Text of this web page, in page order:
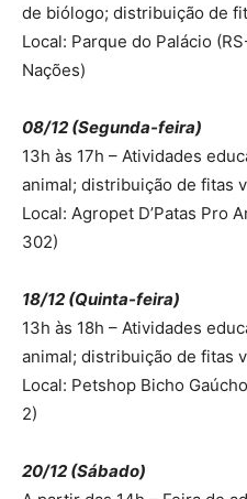
de biólogo; distribuição de
Local: Parque do Palácio
Nações)
08/12 (Segunda-feira)
13h às 17h – Atividades
animal; distribuição de fitas
Local: Agropet D’Patas Pro
302)
18/12 (Quinta-feira)
13h às 18h – Atividades
animal; distribuição de fitas
Local: Petshop Bicho
2)
20/12 (Sábado)